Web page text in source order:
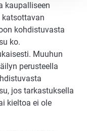
kaupalliseen
katsottavan
kohdistuvasta
ko.
Muuhun
perusteella
jos tarkastuksella
kiel­toa ei ole